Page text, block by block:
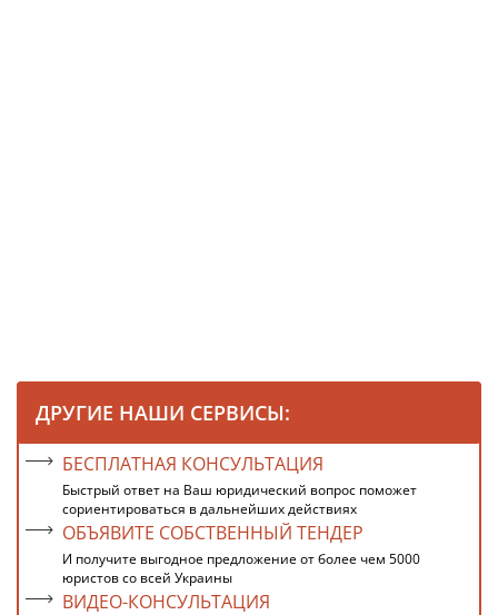
ДРУГИЕ НАШИ СЕРВИСЫ:
БЕСПЛАТНАЯ КОНСУЛЬТАЦИЯ
Быстрый ответ на Ваш юридический вопрос поможет
сориентироваться в дальнейших действиях
ОБЪЯВИТЕ СОБСТВЕННЫЙ ТЕНДЕР
И получите выгодное предложение от более чем 5000
юристов со всей Украины
ВИДЕО-КОНСУЛЬТАЦИЯ